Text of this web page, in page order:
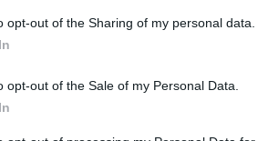
opt-out of the Sharing of my personal data.
opt-out of the Sale of my Personal Data.